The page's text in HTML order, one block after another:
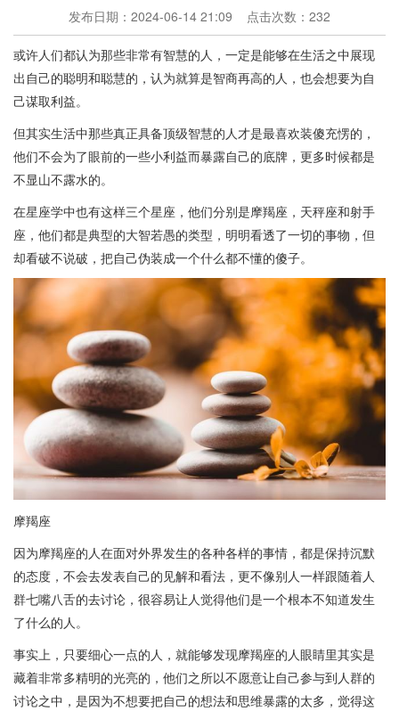
发布日期：2024-06-14 21:09 点击次数：232
或许人们都认为那些非常有智慧的人，一定是能够在生活之中展现
出自己的聪明和聪慧的，认为就算是智商再高的人，也会想要为自
己谋取利益。
但其实生活中那些真正具备顶级智慧的人才是最喜欢装傻充愣的，
他们不会为了眼前的一些小利益而暴露自己的底牌，更多时候都是
不显山不露水的。
在星座学中也有这样三个星座，他们分别是摩羯座，天秤座和射手
座，他们都是典型的大智若愚的类型，明明看透了一切的事物，但
却看破不说破，把自己伪装成一个什么都不懂的傻子。
摩羯座
因为摩羯座的人在面对外界发生的各种各样的事情，都是保持沉默
的态度，不会去发表自己的见解和看法，更不像别人一样跟随着人
群七嘴八舌的去讨论，很容易让人觉得他们是一个根本不知道发生
了什么的人。
事实上，只要细心一点的人，就能够发现摩羯座的人眼睛里其实是
藏着非常多精明的光亮的，他们之所以不愿意让自己参与到人群的
讨论之中，是因为不想要把自己的想法和思维暴露的太多，觉得这